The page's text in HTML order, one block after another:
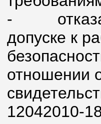
-
допуске к
отношении
12042010-